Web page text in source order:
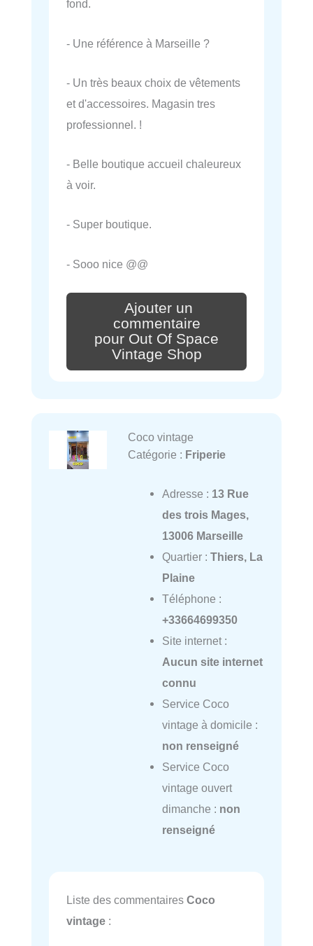
fond.
- Une référence à Marseille ?
- Un très beaux choix de vêtements
et d'accessoires. Magasin tres
professionnel. !
- Belle boutique accueil chaleureux
à voir.
- Super boutique.
- Sooo nice @@
Ajouter un
commentaire
pour Out Of Space
Vintage Shop
Coco vintage
Catégorie : Friperie
Adresse : 13 Rue
des trois Mages,
13006 Marseille
Quartier : Thiers, La
Plaine
Téléphone :
+33664699350
Site internet :
Aucun site internet
connu
Service Coco
vintage à domicile :
non renseigné
Service Coco
vintage ouvert
dimanche : non
renseigné
Liste des commentaires Coco
vintage :